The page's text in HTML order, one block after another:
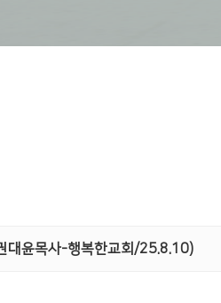
대윤목사-행복한교회/25.8.10)